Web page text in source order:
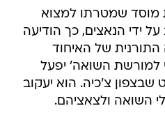
מוסד שמטרתו למצוא
על ידי הנאצים, כך הודיעה
התורנית של האיחוד
למורשת השואה' יפעל
שבצפון צ'כיה. הוא יעקוב
השואה ולצאציהם.